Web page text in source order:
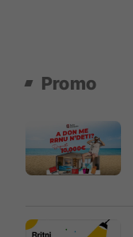
Promo